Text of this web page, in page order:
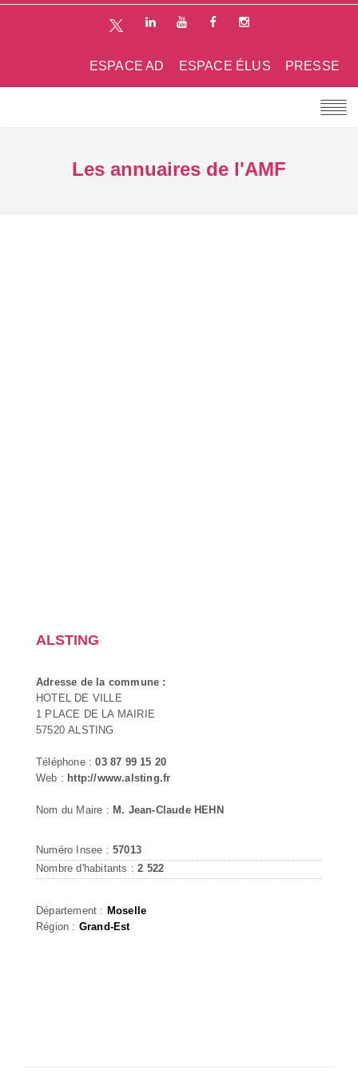
PRESSE
ESPACE ÉLUS
ESPACE AD
Les annuaires de l'AMF
ALSTING
Adresse de la commune :
HOTEL DE VILLE
1 PLACE DE LA MAIRIE
57520 ALSTING
Téléphone :03 87 99 15 20
Web : http://www.alsting.fr
Nom du Maire : M. Jean-Claude HEHN
Numéro Insee : 57013
Nombre d'habitants :2 522
Département : Moselle
Région : Grand-Est